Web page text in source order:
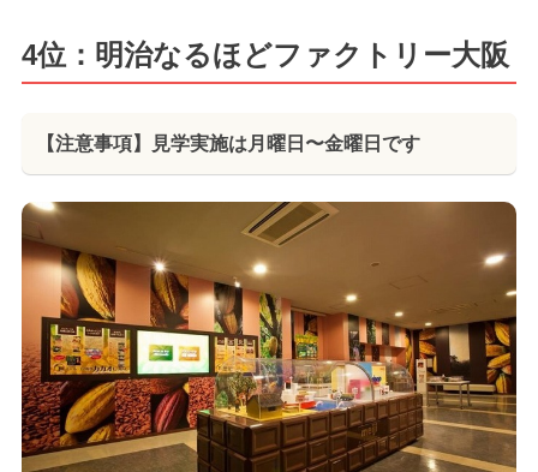
4位：明治なるほどファクトリー大阪
【注意事項】見学実施は月曜日〜金曜日です